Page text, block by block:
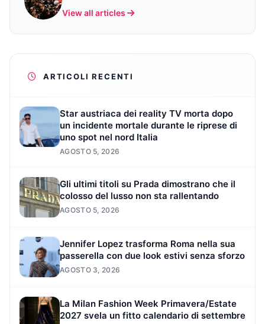
View all articles
ARTICOLI RECENTI
Star austriaca dei reality TV morta dopo
un incidente mortale durante le riprese di
uno spot nel nord Italia
AGOSTO 5, 2026
Gli ultimi titoli su Prada dimostrano che il
colosso del lusso non sta rallentando
AGOSTO 5, 2026
Jennifer Lopez trasforma Roma nella sua
passerella con due look estivi senza sforzo
AGOSTO 3, 2026
La Milan Fashion Week Primavera/Estate
2027 svela un fitto calendario di settembre